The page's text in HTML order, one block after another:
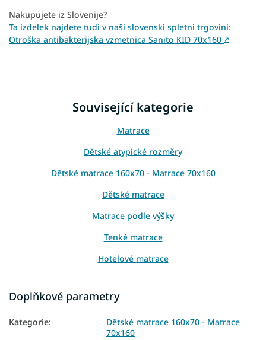
Nakupujete iz Slovenije?
Ta izdelek najdete tudi v naši slovenski spletni trgovini:
Otroška antibakterijska vzmetnica Sanito KID 70x160 ↗
Související kategorie
Matrace
Dětské atypické rozměry
Dětské matrace 160x70 - Matrace 70x160
Dětské matrace
Matrace podle výšky
Tenké matrace
Hotelové matrace
Matrace podle tvrdosti
Tvrdé matrace
Doplňkové parametry
Kategorie:
Dětské matrace 160x70 - Matrace
70x160